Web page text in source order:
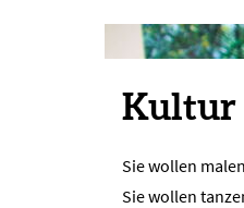
Kultur
Sie wollen
Sie wollen